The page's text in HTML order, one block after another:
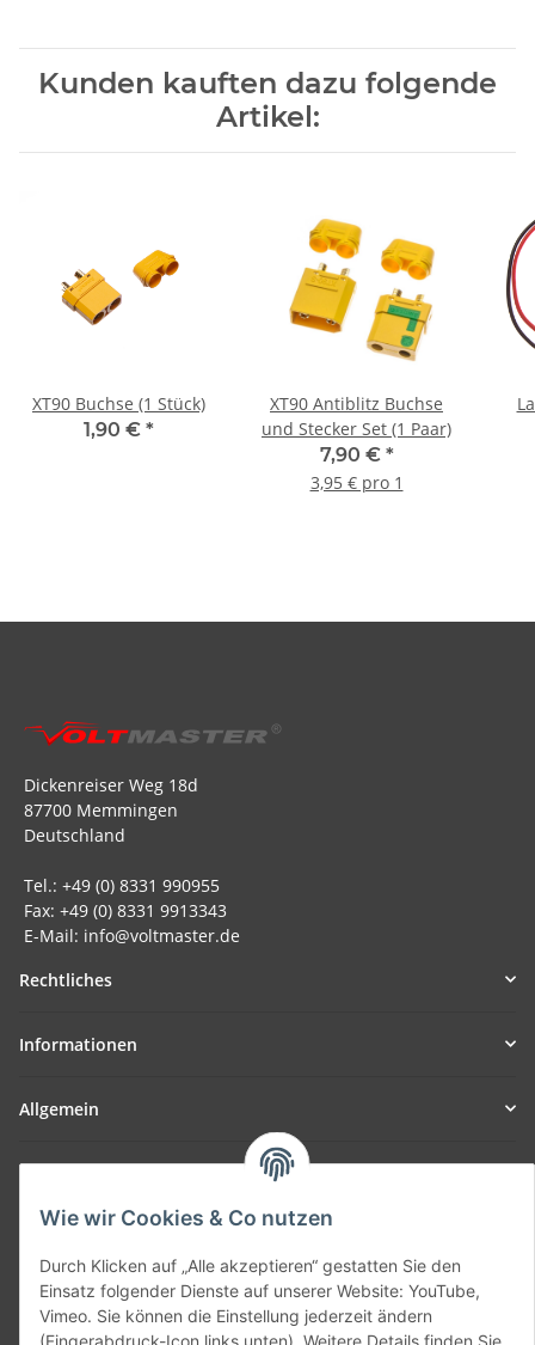
Wie wir Cookies & Co nutzen
Durch Klicken auf „Alle akzeptieren“ gestatten Sie den
Einsatz folgender Dienste auf unserer Website: YouTube,
Vimeo. Sie können die Einstellung jederzeit ändern
Kunden kauften dazu folgende
Artikel:
XT90 Buchse (1 Stück)
1,90 € *
XT90 Antiblitz Buchse
und Stecker Set (1 Paar)
7,90 € *
3,95 € pro 1
Dickenreiser Weg 18d
87700 Memmingen
Deutschland
Tel.: +49 (0) 8331 990955
Fax: +49 (0) 8331 9913343
E-Mail: info@voltmaster.de
Rechtliches
Informationen
Allgemein
Vertrag widerrufen